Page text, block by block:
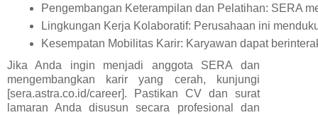
Pengembangan Keterampilan dan Pelatihan: SERA
Lingkungan Kerja Kolaboratif: Perusahaan ini
Kesempatan Mobilitas Karir: Karyawan dapat
Jika Anda ingin menjadi anggota SERA dan
mengembangkan karir yang cerah, kunjungi
[sera.astra.co.id/career]. Pastikan CV dan surat
lamaran Anda disusun secara profesional dan